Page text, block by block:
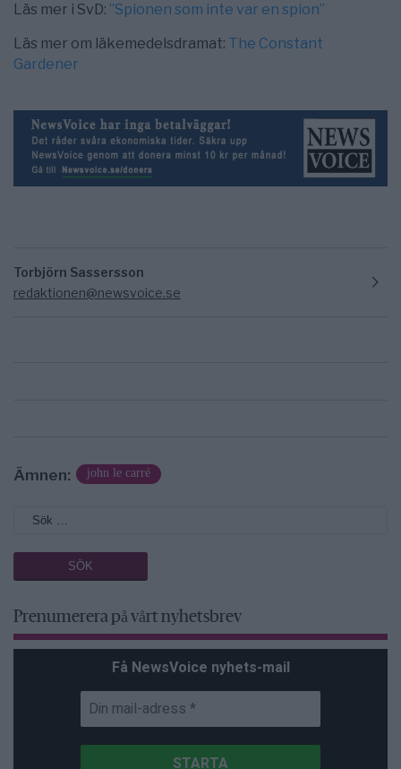
Läs mer i SvD: ”Spionen som inte var en spion”
Läs mer om läkemedelsdramat: The Constant
Gardener
Torbjörn Sassersson
redaktionen@newsvoice.se
Ämnen: john le carré
Prenumerera på vårt nyhetsbrev
Få NewsVoice nyhets-mail